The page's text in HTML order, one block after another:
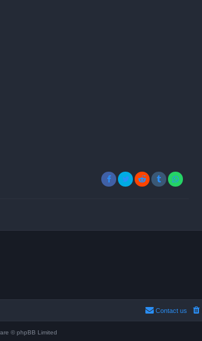
Contact us
© phpBB Limited